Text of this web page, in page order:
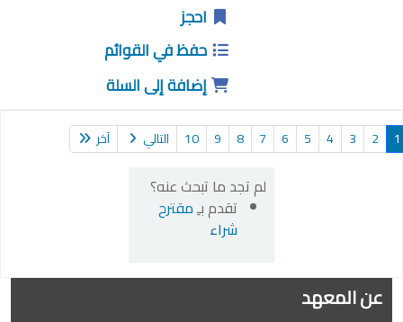
احجز
حفظ في القوائم
إضافة إلى السلة
2
4
8
10 التالي آخر
لم تجد ما تبحث عنه؟
تقدم بـِمقترح
شراء
عن المعهد